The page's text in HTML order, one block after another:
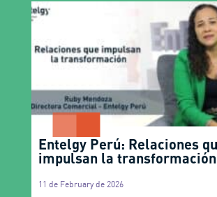
Entelgy Perú: Relaciones
impulsan la transformación
11 de February de 2026